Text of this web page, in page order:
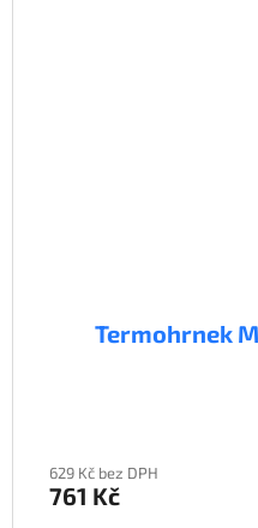
Termohrnek
629 Kč bez DPH
761 Kč